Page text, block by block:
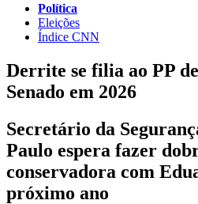
Política
Eleições
Índice CNN
Derrite se filia ao PP
Senado em 2026
Secretário da
Paulo espera fazer
conservadora com
próximo ano